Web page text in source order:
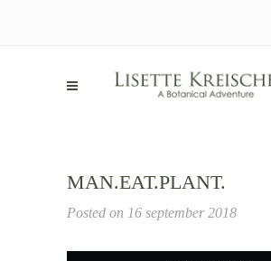
MAN.EAT.PLANT.
Posted on 16 september 2018